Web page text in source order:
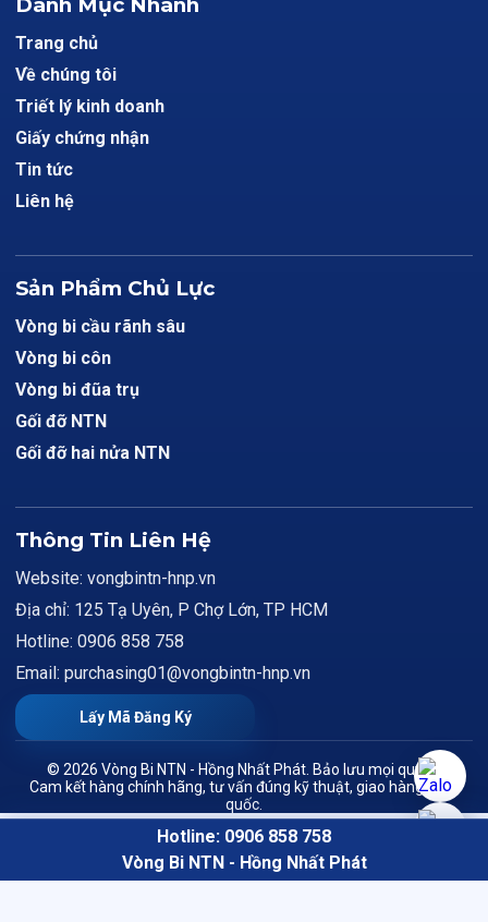
Hotline: 0906 858 758
Vòng Bi NTN - Hồng Nhất Phát
Trang chủ
Về chúng tôi
Triết lý kinh doanh
Giấy chứng nhận
Tin tức
Liên hệ
Sản Phẩm Chủ Lực
Vòng bi cầu rãnh sâu
Vòng bi côn
Vòng bi đũa trụ
Gối đỡ NTN
Gối đỡ hai nửa NTN
Thông Tin Liên Hệ
Website: vongbintn-hnp.vn
Địa chỉ: 125 Tạ Uyên, P Chợ Lớn, TP HCM
Hotline: 0906 858 758
Email: purchasing01@vongbintn-hnp.vn
Lấy Mã Đăng Ký
© 2026 Vòng Bi NTN - Hồng Nhất Phát. Bảo lưu mọi quyền.
Cam kết hàng chính hãng, tư vấn đúng kỹ thuật, giao hàng toàn
quốc.